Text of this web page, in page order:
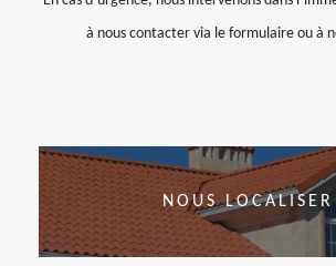
à nous contacter via le formulaire ou à
NOUS LOCALISER